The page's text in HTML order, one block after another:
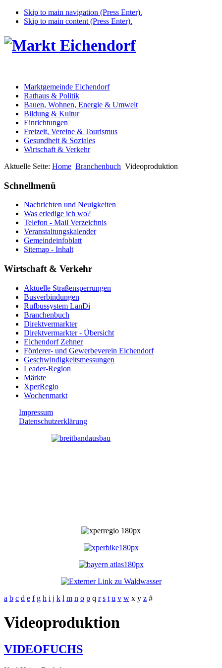
Skip to main navigation (Press Enter).
Skip to main content (Press Enter).
Marktgemeinde Eichendorf
Rathaus & Politik
Bauen, Wohnen, Energie & Umwelt
Bildung & Kultur
Einrichtungen
Freizeit, Vereine & Tourismus
Gesundheit & Soziales
Wirtschaft & Verkehr
Aktuelle Seite: Home Branchenbuch Videoproduktion
Schnellmenü
Nachrichten und Neuigkeiten
Was erledige ich wo?
Telefon - Mail Verzeichnis
Veranstaltungskalender
Gemeindeinfoblatt
Sitemap - Inhalt
Wirtschaft & Verkehr
Aktuelle Straßensperrungen
Busverbindungen
Rufbussystem LanDi
Branchenbuch
Direktvermarkter
Direktvermarkter - Übersicht
Eichendorf Zehner
Förderer- und Gewerbeverein Eichendorf
Geschwindigkeitsmessungen
Leader-Region
Märkte
XperRegio
Wochenmarkt
Impressum
Datenschutzerklärung
a b c d e f g h i j k l m n o p q r s t u v w x y z #
Videoproduktion
VIDEOFUCHS